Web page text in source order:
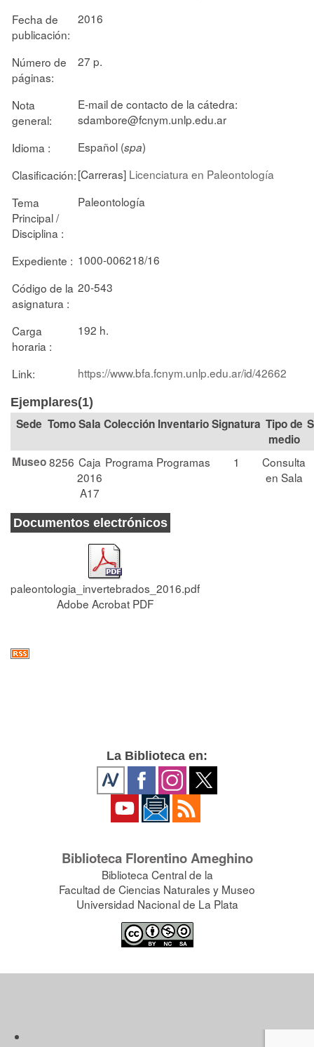
Fecha de
publicación:
2016
Número de
páginas:
27 p.
Nota
general:
E-mail de contacto de la cátedra:
sdambore@fcnym.unlp.edu.ar
Idioma :
Español (spa)
Clasificación:[Carreras] Licenciatura en Paleontología
Tema
Principal /
Disciplina :
Paleontología
Expediente : 1000-006218/16
Código de la
asignatura :
20-543
Carga
horaria :
192 h.
Link: https://www.bfa.fcnym.unlp.edu.ar/id/42662
Ejemplares(1)
TomoSala Colección Signatura Tipo de
medio
Museo8256 Caja
2016
A17
Programa Programas 1
Consulta
en Sala
Documentos electrónicos
paleontologia_invertebrados_2016.pdf
Adobe Acrobat PDF
La Biblioteca en:
Biblioteca Florentino Ameghino
Biblioteca Central de la
Facultad de Ciencias Naturales y Museo
Universidad Nacional de La Plata